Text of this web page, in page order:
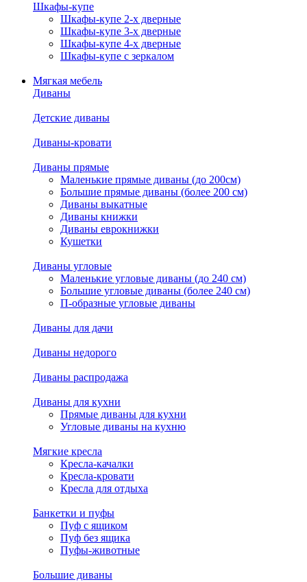
Шкафы-купе
Шкафы-купе 2-х дверные
Шкафы-купе 3-х дверные
Шкафы-купе 4-х дверные
Шкафы-купе с зеркалом
Мягкая мебель
Диваны
Детские диваны
Диваны-кровати
Диваны прямые
Маленькие прямые диваны (до 200см)
Большие прямые диваны (более 200 см)
Диваны выкатные
Диваны книжки
Диваны еврокнижки
Кушетки
Диваны угловые
Маленькие угловые диваны (до 240 см)
Большие угловые диваны (более 240 см)
П-образные угловые диваны
Диваны для дачи
Диваны недорого
Диваны распродажа
Диваны для кухни
Прямые диваны для кухни
Угловые диваны на кухню
Мягкие кресла
Кресла-качалки
Кресла-кровати
Кресла для отдыха
Банкетки и пуфы
Пуф с ящиком
Пуф без ящика
Пуфы-животные
Большие диваны